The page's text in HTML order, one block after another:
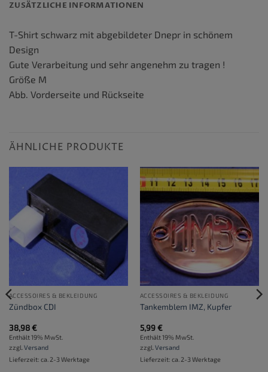
ZUSÄTZLICHE INFORMATIONEN
T-Shirt schwarz mit abgebildeter Dnepr in schönem
Design
Gute Verarbeitung und sehr angenehm zu tragen !
Größe M
Abb. Vorderseite und Rückseite
ÄHNLICHE PRODUKTE
ACCESSOIRES & BEKLEIDUNG
Zündbox CDI
38,98€
Enthält 19% MwSt.
zzgl. Versand
Lieferzeit: ca. 2-3 Werktage
ACCESSOIRES & BEKLEIDUNG
Tankemblem IMZ, Kupfer
5,99€
Enthält 19% MwSt.
zzgl. Versand
Lieferzeit: ca. 2-3 Werktage